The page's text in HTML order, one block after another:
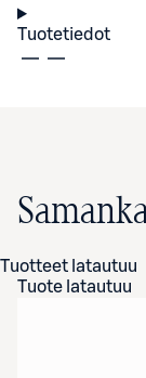
Tuotetiedot
Tuotteet latautuu
Tuote latautuu